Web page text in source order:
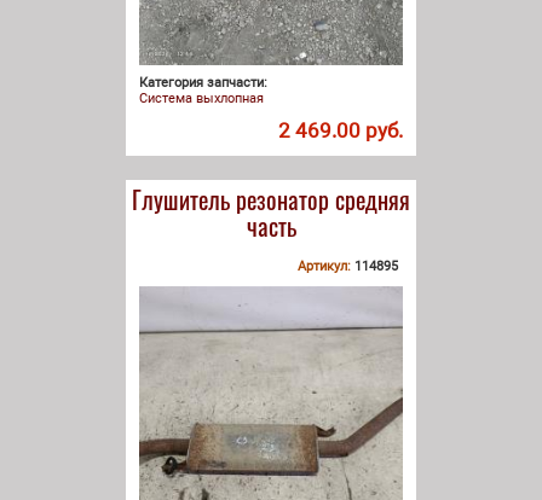
Категория запчасти:
Система выхлопная
2 469.00 руб.
Глушитель резонатор средняя
часть
Артикул: 114895